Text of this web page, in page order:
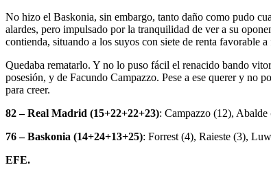
No hizo el Baskonia, sin embargo, tanto daño como pudo
alardes, pero impulsado por la tranquilidad de ver a su
contienda, situando a los suyos con siete de renta favorable
Quedaba rematarlo. Y no lo puso fácil el renacido bando
posesión, y de Facundo Campazzo. Pese a ese querer y no
para creer.
82 – Real Madrid (15+22+22+23): Campazzo (12),
76 – Baskonia (14+24+13+25): Forrest (4), Raieste (3),
EFE.